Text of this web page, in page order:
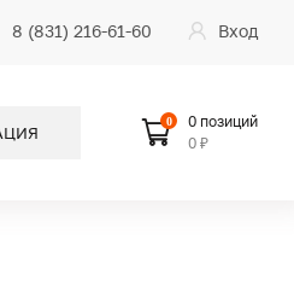
8 (831) 216-61-60 Вход
0
0 позиций
0 ₽